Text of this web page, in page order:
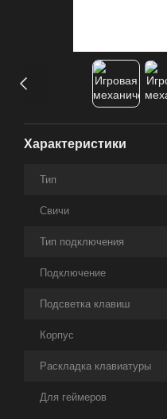
Характеристики
Тип
Свичи
Тип подключения
Подключение
Подсветка клавиш
Корпус
Раскладка клавиатуры
Для геймеров